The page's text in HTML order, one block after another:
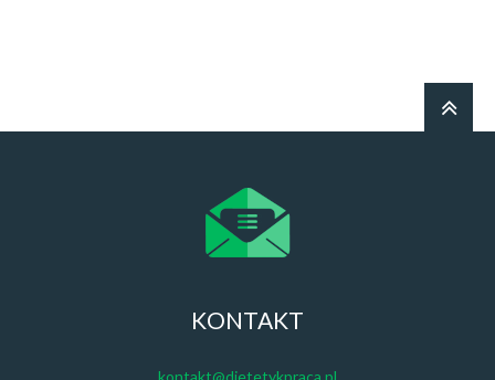
KONTAKT
kontakt@dietetykpraca.pl